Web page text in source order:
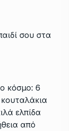
σου στα
κόσμο: 6
ελπίδα
από